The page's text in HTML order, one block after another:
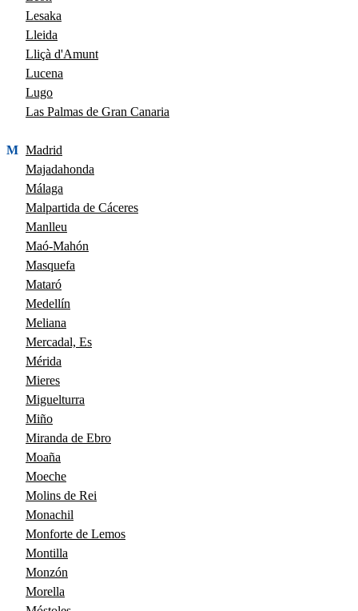
Lesaka
Lleida
Lliçà d'Amunt
Lucena
Lugo
Las Palmas de Gran Canaria
M Madrid
Majadahonda
Málaga
Malpartida de Cáceres
Manlleu
Maó-Mahón
Masquefa
Mataró
Medellín
Meliana
Mercadal, Es
Mérida
Mieres
Miguelturra
Miño
Miranda de Ebro
Moaña
Moeche
Molins de Rei
Monachil
Monforte de Lemos
Montilla
Monzón
Morella